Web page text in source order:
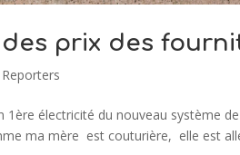
prix des
1ère électricité du nouveau système
ma mère est couturière, elle est